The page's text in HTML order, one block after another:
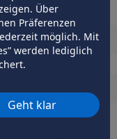
Über
Präferenzen
möglich. Mit
werden lediglich
Geht klar